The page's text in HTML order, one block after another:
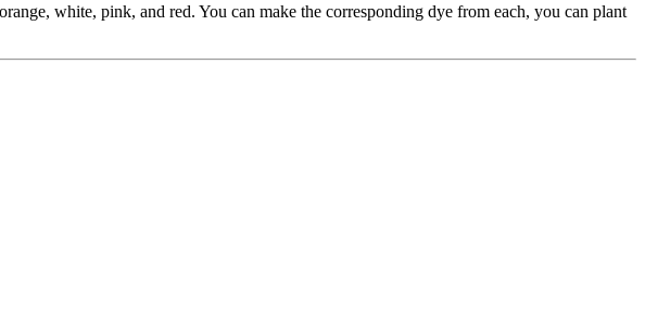
white, pink, and red. You can make the corresponding dye from each, you can plant